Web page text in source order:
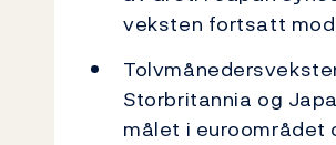
veksten fortsatt
Storbritannia og
målet i euroområdet